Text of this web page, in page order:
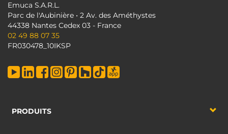
Emuca S.A.R.L.
Parc de l'Aubinière • 2 Av. des Améthystes
44338 Nantes Cedex 03 - France
02 49 88 07 35
FR030478_10IKSP
PRODUITS